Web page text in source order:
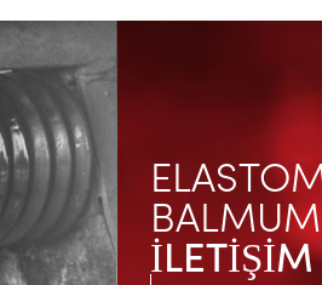
İLETİŞİM